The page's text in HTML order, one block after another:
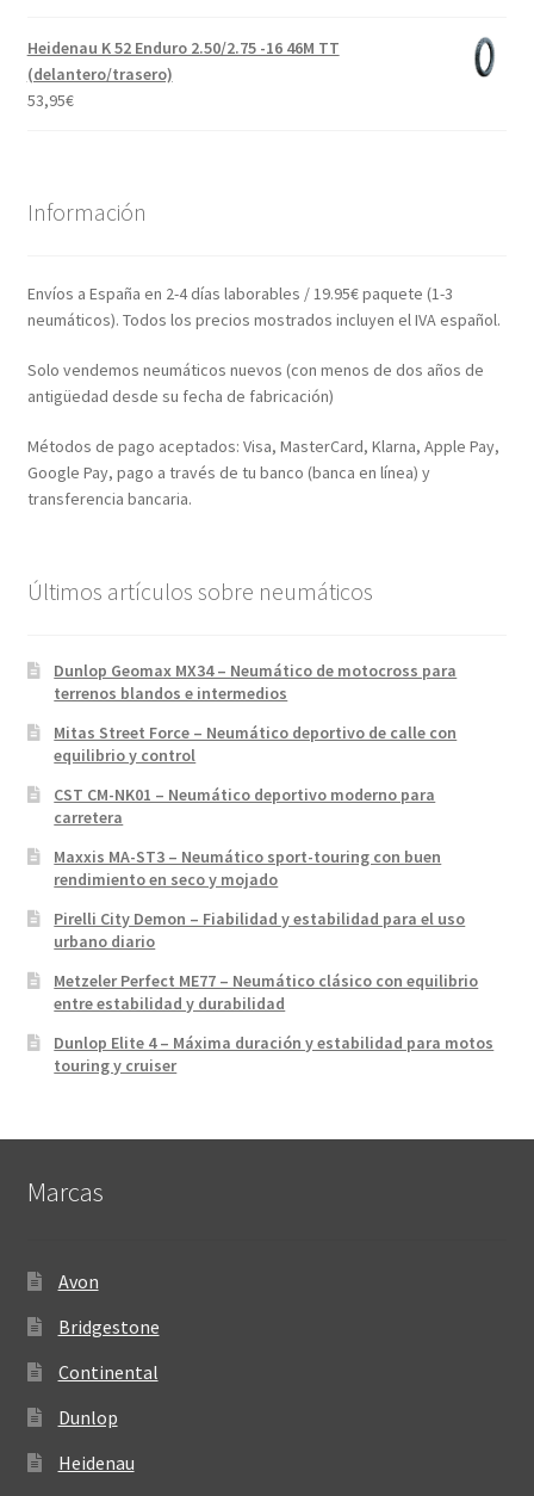
Heidenau K 52 Enduro 2.50/2.75 -16 46M TT
(delantero/trasero)
53,95€
Información
Envíos a España en 2-4 días laborables / 19.95€ paquete (1-3
neumáticos). Todos los precios mostrados incluyen el IVA español.
Solo vendemos neumáticos nuevos (con menos de dos años de
antigüedad desde su fecha de fabricación)
Métodos de pago aceptados: Visa, MasterCard, Klarna, Apple Pay,
Google Pay, pago a través de tu banco (banca en línea) y
transferencia bancaria.
Últimos artículos sobre neumáticos
Dunlop Geomax MX34 – Neumático de motocross para
terrenos blandos e intermedios
Mitas Street Force – Neumático deportivo de calle con
equilibrio y control
CST CM-NK01 – Neumático deportivo moderno para
carretera
Maxxis MA-ST3 – Neumático sport-touring con buen
rendimiento en seco y mojado
Pirelli City Demon – Fiabilidad y estabilidad para el uso
urbano diario
Metzeler Perfect ME77 – Neumático clásico con equilibrio
entre estabilidad y durabilidad
Dunlop Elite 4 – Máxima duración y estabilidad para motos
touring y cruiser
Marcas
Avon
Bridgestone
Continental
Dunlop
Heidenau